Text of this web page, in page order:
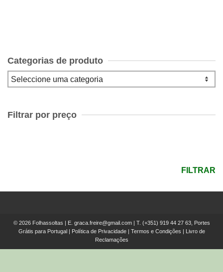
Categorias de produto
Filtrar por preço
FILTRAR
© 2026 Folhassoltas | E. graca.freire@gmail.com| T. (+351) 919 44 27 63, Portes
Grátis para Portugal
Política de Privacidade| Termos e Condições
Livro de
Reclamações